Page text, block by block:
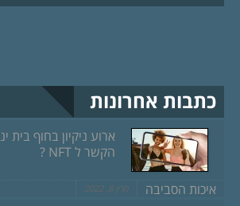
כתבות אחרונות
הקשר ל NFT ?
איכות הסביבה מרץ 8, 2022